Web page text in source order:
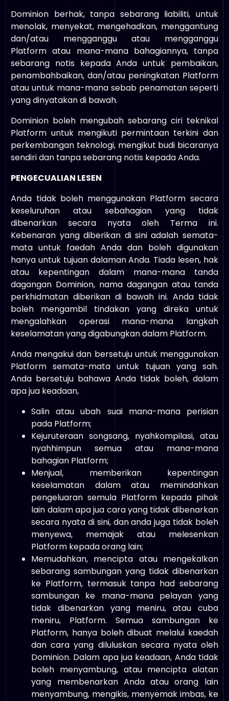
Dominion berhak, tanpa sebarang liabiliti, untuk
menolak, menyekat, mengehadkan, menggantung
dan/atau mengganggu atau mengganggu
Platform atau mana-mana bahagiannya, tanpa
sebarang notis kepada Anda untuk pembaikan,
penambahbaikan, dan/atau peningkatan Platform
atau untuk mana-mana sebab penamatan seperti
yang dinyatakan di bawah.
Dominion boleh mengubah sebarang ciri teknikal
Platform untuk mengikuti permintaan terkini dan
perkembangan teknologi, mengikut budi bicaranya
sendiri dan tanpa sebarang notis kepada Anda.
PENGECUALIAN LESEN
Anda tidak boleh menggunakan Platform secara
keseluruhan atau sebahagian yang tidak
dibenarkan secara nyata oleh Terma ini.
Kebenaran yang diberikan di sini adalah semata-
mata untuk faedah Anda dan boleh digunakan
hanya untuk tujuan dalaman Anda. Tiada lesen, hak
atau kepentingan dalam mana-mana tanda
dagangan Dominion, nama dagangan atau tanda
perkhidmatan diberikan di bawah ini. Anda tidak
boleh mengambil tindakan yang direka untuk
mengalahkan operasi mana-mana langkah
keselamatan yang digabungkan dalam Platform.
Anda mengakui dan bersetuju untuk menggunakan
Platform semata-mata untuk tujuan yang sah.
Anda bersetuju bahawa Anda tidak boleh, dalam
apa jua keadaan,
Salin atau ubah suai mana-mana perisian
pada Platform;
Kejuruteraan songsang, nyahkompilasi, atau
nyahhimpun semua atau mana-mana
bahagian Platform;
Menjual, memberikan kepentingan
keselamatan dalam atau memindahkan
pengeluaran semula Platform kepada pihak
lain dalam apa jua cara yang tidak dibenarkan
secara nyata di sini, dan anda juga tidak boleh
menyewa, memajak atau melesenkan
Platform kepada orang lain;
Memudahkan, mencipta atau mengekalkan
sebarang sambungan yang tidak dibenarkan
ke Platform, termasuk tanpa had sebarang
sambungan ke mana-mana pelayan yang
tidak dibenarkan yang meniru, atau cuba
meniru, Platform. Semua sambungan ke
Platform, hanya boleh dibuat melalui kaedah
dan cara yang diluluskan secara nyata oleh
Dominion. Dalam apa jua keadaan, Anda tidak
boleh menyambung, atau mencipta alatan
yang membenarkan Anda atau orang lain
menyambung, mengikis, menyemak imbas, ke